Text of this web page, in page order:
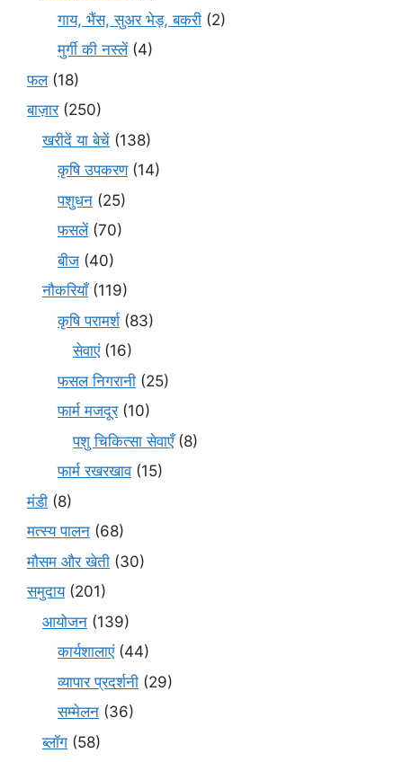
गाय, भैंस, सुअर भेड़, बकरी (2)
मुर्गी की नस्लें(4)
फल(18)
बाज़ार(250)
खरीदें या बेचें (138)
कृषि उपकरण(14)
पशुधन (25)
फसलें(70)
बीज (40)
नौकरियाँ(119)
कृषि परामर्श(83)
सेवाएं(16)
फसल निगरानी (25)
फार्म मजदूर(10)
पशु चिकित्सा सेवाएँ(8)
फार्म रखरखाव(15)
मंडी (8)
मत्स्य पालन (68)
मौसम और खेती (30)
समुदाय(201)
आयोजन (139)
कार्यशालाएं(44)
व्यापार प्रदर्शनी (29)
सम्मेलन (36)
ब्लॉग (58)